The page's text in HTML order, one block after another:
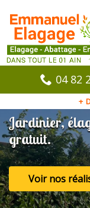
04 82
+
Jardinier,
gratuit.
Voir nos